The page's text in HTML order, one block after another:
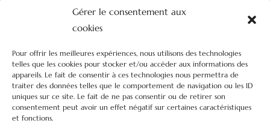
Gérer le consentement aux
cookies
Pour offrir les meilleures expériences, nous utilisons des technologies
telles que les cookies pour stocker et/ou accéder aux informations des
appareils. Le fait de consentir à ces technologies nous permettra de
traiter des données telles que le comportement de navigation ou les ID
uniques sur ce site. Le fait de ne pas consentir ou de retirer son
consentement peut avoir un effet négatif sur certaines caractéristiques
et fonctions.